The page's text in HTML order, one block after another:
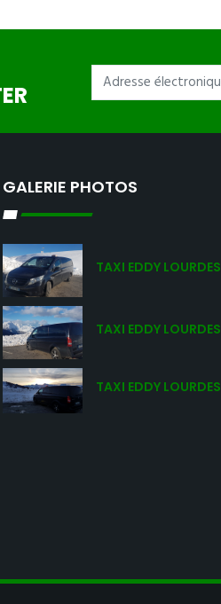
GALERIE PHOTOS
TAXI EDDY LOURDES
TAXI EDDY LOURDES
TAXI EDDY LOURDES